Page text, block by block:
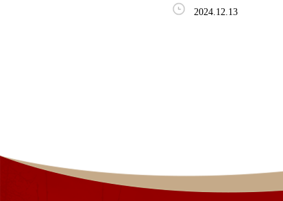
2024.12.13